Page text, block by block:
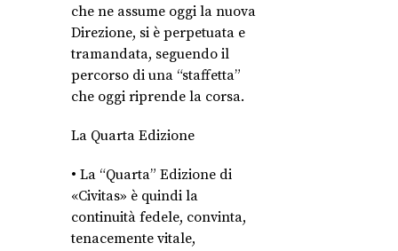
che ne assume oggi la nuova
Direzione, si è perpetuata e
tramandata, seguendo il
percorso di una “staffetta”
che oggi riprende la corsa.
La Quarta Edizione
• La “Quarta” Edizione di
«Civitas» è quindi la
continuità fedele, convinta,
tenacemente vitale,